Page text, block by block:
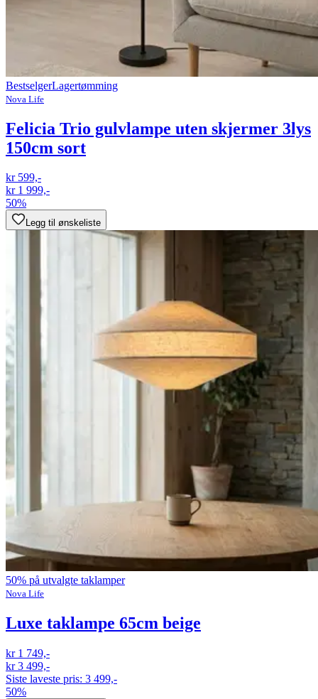
BestselgerLagertømming
Nova Life
Felicia Trio gulvlampe uten skjermer 3lys
150cm sort
kr 599,-
kr 1 999,-
50%
Legg til ønskeliste
50% på utvalgte taklamper
Nova Life
Luxe taklampe 65cm beige
kr 1 749,-
kr 3 499,-
Siste laveste pris: 3 499,-
50%